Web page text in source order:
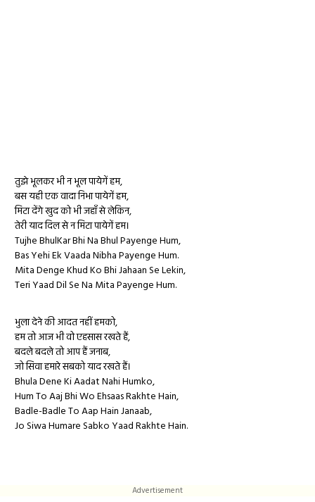
तुझे भूलकर भी न भूल पायेगें हम,
बस यही एक वादा निभा पायेगें हम,
मिटा देंगे खुद को भी जहाँ से लेकिन,
तेरी याद दिल से न मिटा पायेगें हम।
Tujhe BhulKar Bhi Na Bhul Payenge Hum,
Bas Yehi Ek Vaada Nibha Payenge Hum.
Mita Denge Khud Ko Bhi Jahaan Se Lekin,
Teri Yaad Dil Se Na Mita Payenge Hum.
भुला देने की आदत नहीं हमको,
हम तो आज भी वो एहसास रखते हैं,
बदले बदले तो आप हैं जनाब,
जो सिवा हमारे सबको याद रखते हैं।
Bhula Dene Ki Aadat Nahi Humko,
Hum To Aaj Bhi Wo Ehsaas Rakhte Hain,
Badle-Badle To Aap Hain Janaab,
Jo Siwa Humare Sabko Yaad Rakhte Hain.
Advertisement